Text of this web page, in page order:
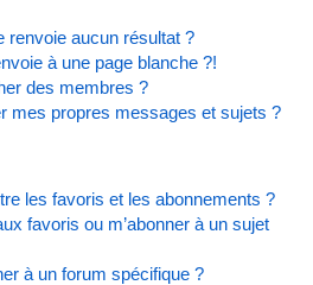
renvoie aucun résultat ?
à une page blanche ?!
des membres ?
mes propres messages et sujets ?
les favoris et les abonnements ?
favoris ou m’abonner à un sujet
à un forum spécifique ?